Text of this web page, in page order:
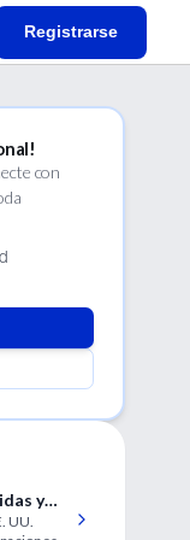
Registrarse
con
y
UU.